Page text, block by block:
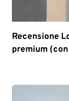
Recensione
premium